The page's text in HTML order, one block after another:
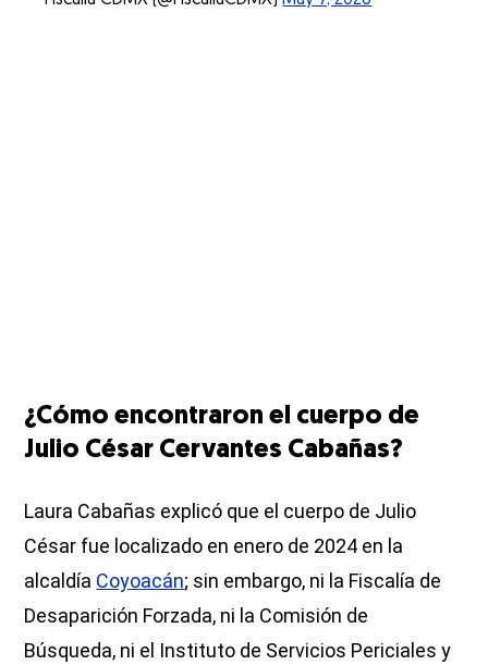
¿Cómo encontraron el cuerpo de
Julio César Cervantes Cabañas?
Laura Cabañas explicó que el cuerpo de Julio
César fue localizado en enero de 2024 en la
alcaldía Coyoacán; sin embargo, ni la Fiscalía de
Desaparición Forzada, ni la Comisión de
Búsqueda, ni el Instituto de Servicios Periciales y